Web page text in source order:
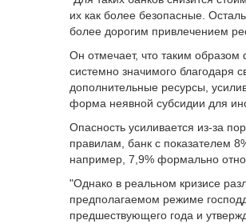
их как более безопасные.
более дорогим привлечением
Он отмечает, что таким
системно значимого благодаря
дополнительные ресурсы,
форма неявной субсидии для
Опасность усиливается из-за
правилам, банк с показателем
например, 7,9% формально
"Однако в реальном кризисе
предполагаемом режиме
предшествующего года и